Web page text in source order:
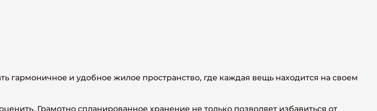
гармоничное и удобное жилое пространство, где каждая вещь находится на своем
Грамотно спланированное хранение не только позволяет избавиться от